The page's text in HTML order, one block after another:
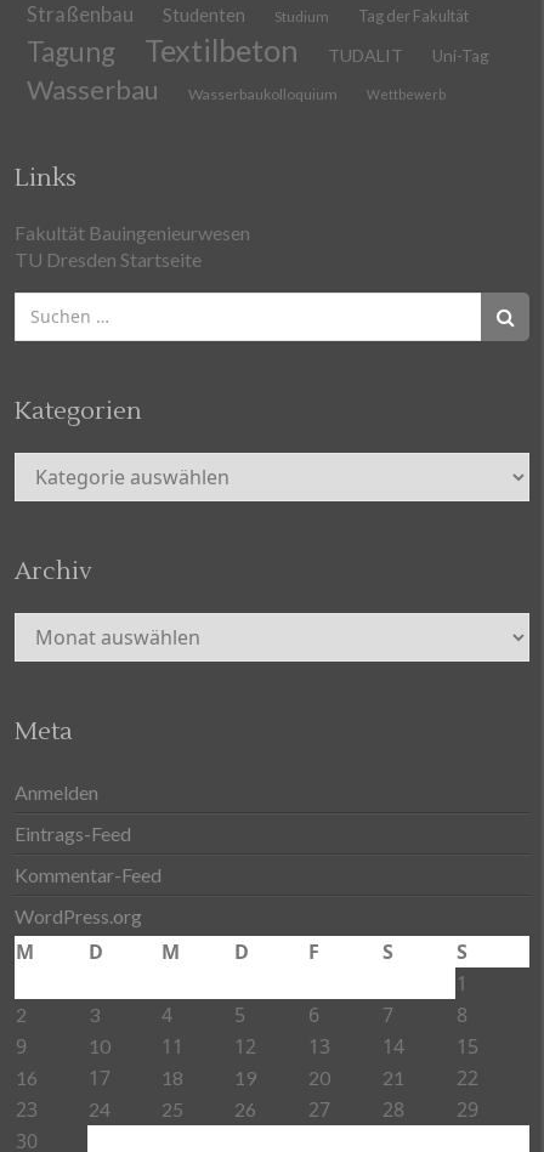
Straßenbau Studenten Studium Tag der Fakultät
Tagung Textilbeton TUDALIT Uni-Tag
Wasserbau Wasserbaukolloquium Wettbewerb
Links
Fakultät Bauingenieurwesen
TU Dresden Startseite
Suchen
nach:
Kategorien
Kategorien
Archiv
Archiv
Meta
Anmelden
Eintrags-Feed
Kommentar-Feed
WordPress.org
M D M D F S
S
1
2 3 4 5 6 7
8
9
10 11 12 13 14 15
16 17 18 19 20 21
22
23
24 25 26 27 28
29
30